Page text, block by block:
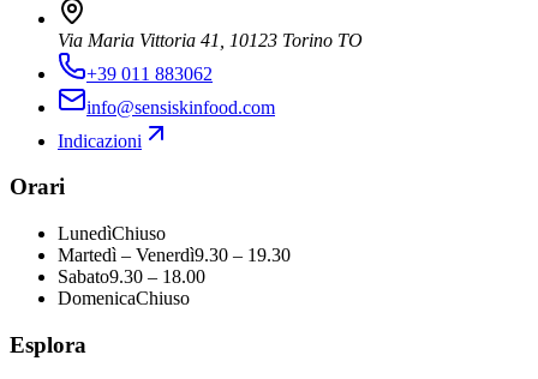
Via Maria Vittoria 41, 10123 Torino TO
+39 011 883062
info@sensiskinfood.com
Indicazioni
Orari
LunedìChiuso
Martedì – Venerdì9.30 – 19.30
Sabato9.30 – 18.00
DomenicaChiuso
Esplora